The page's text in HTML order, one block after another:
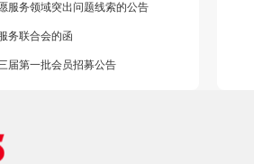
服务领域突出问题线索的公告
务联合会的函
届第一批会员招募公告